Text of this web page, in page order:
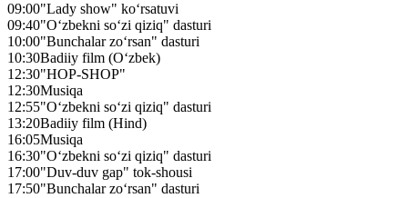
09:00"Lady show" ko‘rsatuvi
09:40"O‘zbekni so‘zi qiziq" dasturi
10:00"Bunchalar zo‘rsan" dasturi
10:30Badiiy film (O‘zbek)
12:30"HOP-SHOP"
12:30Musiqa
12:55"O‘zbekni so‘zi qiziq" dasturi
13:20Badiiy film (Hind)
16:05Musiqa
16:30"O‘zbekni so‘zi qiziq" dasturi
17:00"Duv-duv gap" tok-shousi
17:50"Bunchalar zo‘rsan" dasturi